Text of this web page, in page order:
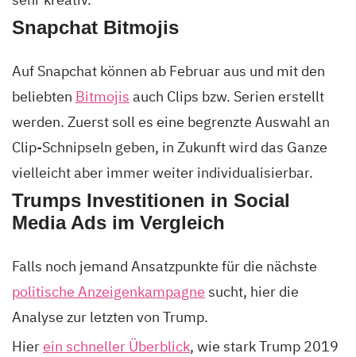
Snapchat Bitmojis
Auf Snapchat können ab Februar aus und mit den
beliebten Bitmojis auch Clips bzw. Serien erstellt
werden. Zuerst soll es eine begrenzte Auswahl an
Clip-Schnipseln geben, in Zukunft wird das Ganze
vielleicht aber immer weiter individualisierbar.
Trumps Investitionen in Social
Media Ads im Vergleich
Falls noch jemand Ansatzpunkte für die nächste
politische Anzeigenkampagne sucht, hier die
Analyse zur letzten von Trump.
Hierein schneller Überblick, wie stark Trump 2019